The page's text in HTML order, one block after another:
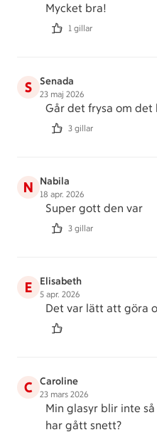
Mycket bra!
1 gillar
S Senada
23 maj 2026
Går det frysa om det
3 gillar
N Nabila
18 apr. 2026
Super gott den var
3 gillar
E Elisabeth
5 apr. 2026
Det var lätt att göra
C Caroline
23 mars 2026
Min glasyr blir inte
har gått snett?